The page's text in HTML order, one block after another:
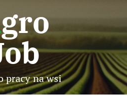
pracy na wsi